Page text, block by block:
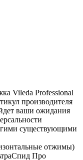
Vileda Professional
производителя
ваши ожидания
существующими
отжимы)
Про